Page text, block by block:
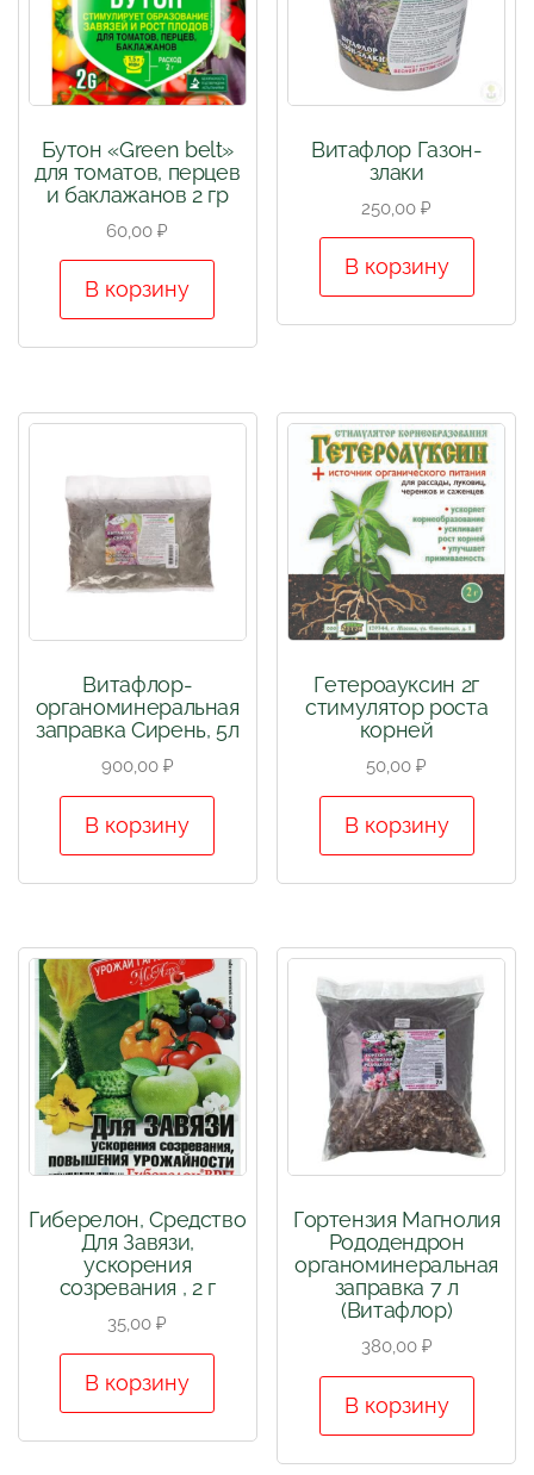
Бутон «Green belt»
для томатов, перцев
и баклажанов 2 гр
60,00₽
В корзину
Витафлор Газон-
злаки
250,00₽
В корзину
Витафлор-
органоминеральная
заправка Сирень, 5л
900,00 ₽
В корзину
Гетероауксин 2г
стимулятор роста
корней
50,00₽
В корзину
Гиберелон, Средство
Для Завязи,
ускорения
созревания , 2 г
35,00₽
В корзину
Гортензия Магнолия
Рододендрон
органоминеральная
заправка 7 л
(Витафлор)
380,00 ₽
В корзину